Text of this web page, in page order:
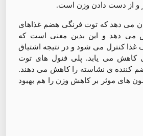
و از دست دادن وزن است.
می دهد که توت فرنگی هضم غذاهای
می دهد و این بدین معنی است که
کنترل می شود و در نتیجه اشتیاق
کاهش می یابد. پلی فنول های توت
کننده ی نشاسته را کاهش می دهند.
های موثر بر کاهش وزن را هم بهبود